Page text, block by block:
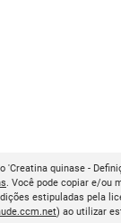
'Creatina quinase -
. Você pode copiar e/ou
estipuladas pela
) ao utilizar